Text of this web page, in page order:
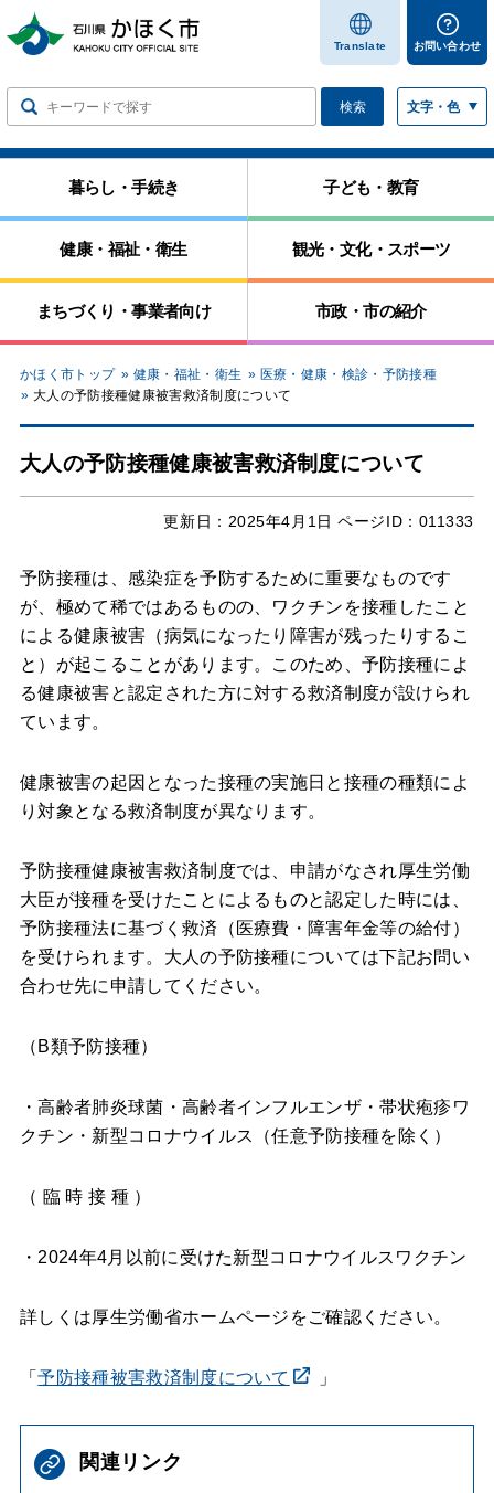
します
Translate お問い合わせ
検索 文字・色
暮らし・手続き 子ども・教育
健康・福祉・衛生 観光・文化・スポーツ
まちづくり・事業者向け 市政・市の紹介
かほく市トップ 健康・福祉・衛生
医療・健康・検診・予防接種
大人の予防接種健康被害救済制度について
大人の予防接種健康被害救済制度について
更新日： 2025年4月1日 ページID：011333
予防接種は、感染症を予防するために重要なものです
が、極めて稀ではあるものの、ワクチンを接種したこと
による健康被害（病気になったり障害が残ったりするこ
と）が起こることがあります。このため、予防接種によ
る健康被害と認定された方に対する救済制度が設けられ
ています。
健康被害の起因となった接種の実施日と接種の種類によ
り対象となる救済制度が異なります。
予防接種健康被害救済制度では、申請がなされ厚生労働
大臣が接種を受けたことによるものと認定した時には、
予防接種法に基づく救済（医療費・障害年金等の給付）
を受けられます。大人の予防接種については下記お問い
合わせ先に申請してください。
（B類予防接種）
・高齢者肺炎球菌・高齢者インフルエンザ・帯状疱疹ワ
クチン・新型コロナウイルス（任意予防接種を除く）
（ 臨 時 接 種 ）
・2024年4月以前に受けた新型コロナウイルスワクチン
詳しくは厚生労働省ホームページをご確認ください。
「予防接種被害救済制度について 」
関連リンク